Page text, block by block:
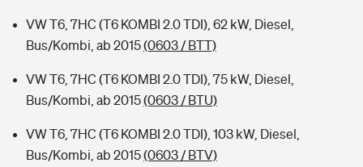
VW T6, 7HC (T6 KOMBI 2.0 TDI), 62 kW, Diesel,
Bus/Kombi, ab 2015(0603 / BTT)
VW T6, 7HC (T6 KOMBI 2.0 TDI), 75 kW, Diesel,
Bus/Kombi, ab 2015(0603 / BTU)
VW T6, 7HC (T6 KOMBI 2.0 TDI), 103 kW, Diesel,
Bus/Kombi, ab 2015(0603 / BTV)